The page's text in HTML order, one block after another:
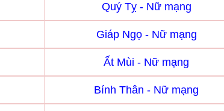
Quý Tỵ - Nữ mạng
Giáp Ngọ - Nữ mạng
Ất Mùi - Nữ mạng
Bính Thân - Nữ mạng